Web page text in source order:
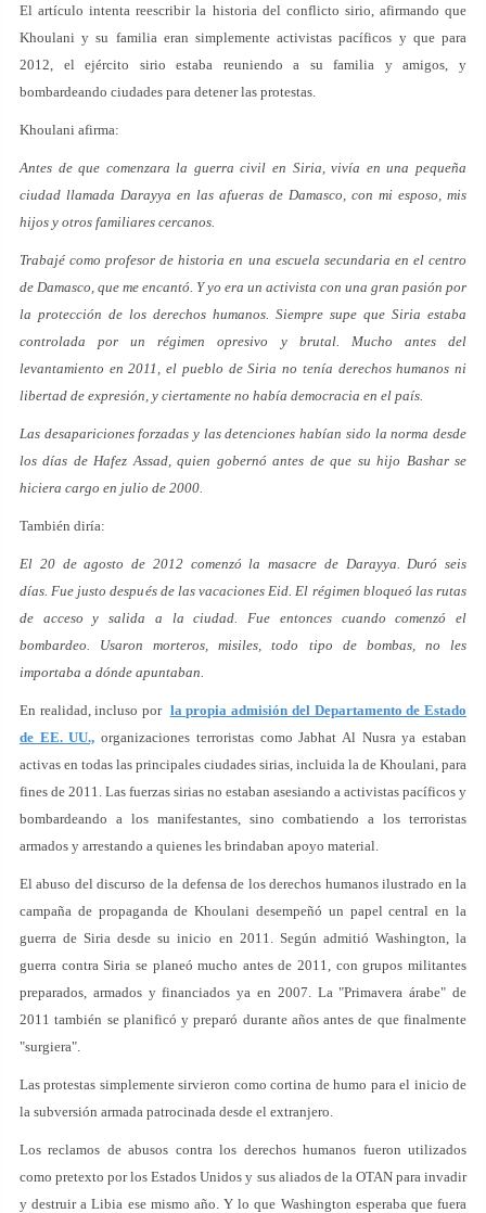
El artículo intenta reescribir la historia del conflicto sirio, afirmando que
Khoulani y su familia eran simplemente activistas pacíficos y que para
2012, el ejército sirio estaba reuniendo a su familia y amigos, y
bombardeando ciudades para detener las protestas.
Khoulani afirma:
Antes de que comenzara la guerra civil en Siria, vivía en una pequeña
ciudad llamada Darayya en las afueras de Damasco, con mi esposo, mis
hijos y otros familiares cercanos.
Trabajé como profesor de historia en una escuela secundaria en el centro
de Damasco, que me encantó. Y yo era un activista con una gran pasión por
la protección de los derechos humanos. Siempre supe que Siria estaba
controlada por un régimen opresivo y brutal. Mucho antes del
levantamiento en 2011, el pueblo de Siria no tenía derechos humanos ni
libertad de expresión, y ciertamente no había democracia en el país.
Las desapariciones forzadas y las detenciones habían sido la norma desde
los días de Hafez Assad, quien gobernó antes de que su hijo Bashar se
hiciera cargo en julio de 2000.
También diría:
El 20 de agosto de 2012 comenzó la masacre de Darayya. Duró seis
días. Fue justo después de las vacaciones Eid. El régimen bloqueó las rutas
de acceso y salida a la ciudad. Fue entonces cuando comenzó el
bombardeo. Usaron morteros, misiles, todo tipo de bombas, no les
importaba a dónde apuntaban.
En realidad, incluso por la propia admisión del Departamento de Estado
de EE. UU., organizaciones terroristas como Jabhat Al Nusra ya estaban
activas en todas las principales ciudades sirias, incluida la de Khoulani, para
fines de 2011. Las fuerzas sirias no estaban asesiando a activistas pacíficos y
bombardeando a los manifestantes, sino combatiendo a los terroristas
armados y arrestando a quienes les brindaban apoyo material.
El abuso del discurso de la defensa de los derechos humanos ilustrado en la
campaña de propaganda de Khoulani desempeñó un papel central en la
guerra de Siria desde su inicio en 2011. Según admitió Washington, la
guerra contra Siria se planeó mucho antes de 2011, con grupos militantes
preparados, armados y financiados ya en 2007. La "Primavera árabe" de
2011 también se planificó y preparó durante años antes de que finalmente
"surgiera".
Las protestas simplemente sirvieron como cortina de humo para el inicio de
la subversión armada patrocinada desde el extranjero.
Los reclamos de abusos contra los derechos humanos fueron utilizados
como pretexto por los Estados Unidos y sus aliados de la OTAN para invadir
y destruir a Libia ese mismo año. Y lo que Washington esperaba que fuera